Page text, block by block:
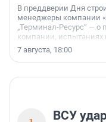
В преддверии Дня
менеджеры компании
„Терминал-Ресурс“ — о
компании, испытаниях
осторожного оптимизма.
7 августа, 18:00
ВСУ